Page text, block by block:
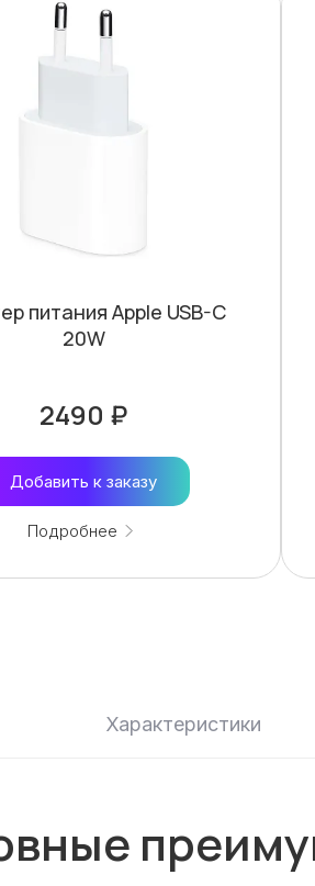
питания Apple USB-C
20W
2490 ₽
Добавить к заказу
Подробнее
Характеристики